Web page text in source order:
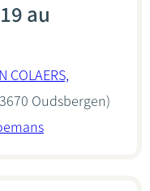
au
COLAERS,
Oudsbergen)